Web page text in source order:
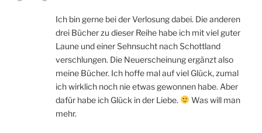
Ich bin gerne bei der Verlosung dabei. Die anderen
drei Bücher zu dieser Reihe habe ich mit viel guter
Laune und einer Sehnsucht nach Schottland
verschlungen. Die Neuerscheinung ergänzt also
meine Bücher. Ich hoffe mal auf viel Glück, zumal
ich wirklich noch nie etwas gewonnen habe. Aber
dafür habe ich Glück in der Liebe.
Was will man
mehr.